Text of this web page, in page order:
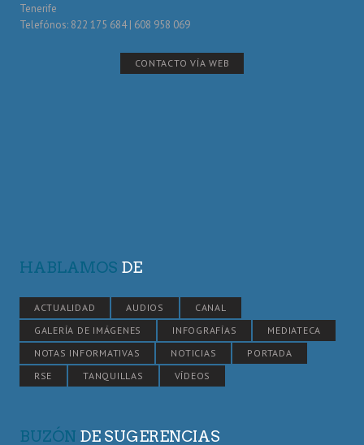
Tenerife
Telefónos: 822 175 684 | 608 958 069
CONTACTO VÍA WEB
HABLAMOS DE
ACTUALIDAD AUDIOS
CANAL
GALERÍA DE IMÁGENES
INFOGRAFÍAS
MEDIATECA
NOTAS INFORMATIVAS
NOTICIAS
PORTADA
RSE
TANQUILLAS VÍDEOS
BUZÓN DE SUGERENCIAS